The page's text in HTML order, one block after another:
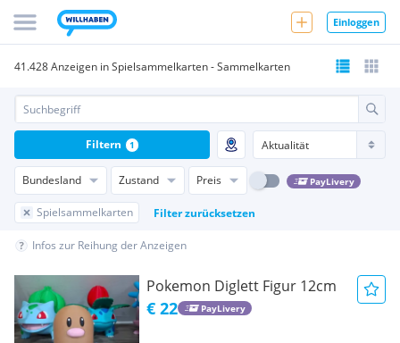
Einloggen
41.428 Anzeigen in Spielsammelkarten - Sammelkarten
Bundesland Zustand Preis PayLivery
Spielsammelkarten Filter zurücksetzen
Filtern 1
Infos zur Reihung der Anzeigen
Pokemon Diglett Figur 12cm
€ 22 PayLivery